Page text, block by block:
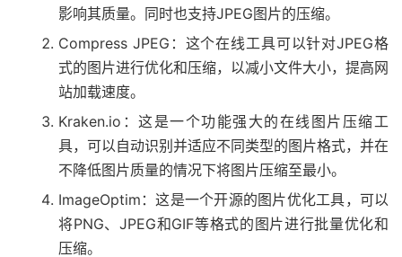
影响其质量。同时也支持JPEG图片的压缩。
Compress JPEG：这个在线工具可以针对JPEG格
式的图片进行优化和压缩，以减小文件大小，提高网
站加载速度。
Kraken.io：这是一个功能强大的在线图片压缩工
具，可以自动识别并适应不同类型的图片格式，并在
不降低图片质量的情况下将图片压缩至最小。
ImageOptim：这是一个开源的图片优化工具，可以
将PNG、JPEG和GIF等格式的图片进行批量优化和
压缩。